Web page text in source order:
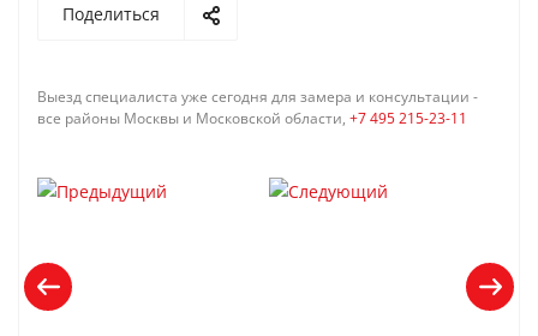
Поделиться
Выезд специалиста уже сегодня для замера и консультации -
все районы Москвы и Московской области, +7 495 215-23-11